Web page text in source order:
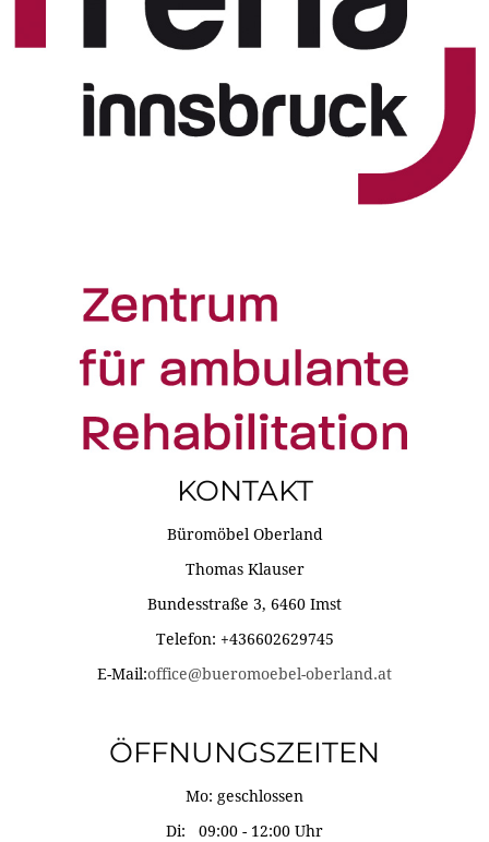
KONTAKT
Büromöbel Oberland
Thomas Klauser
Bundesstraße 3, 6460 Imst
Telefon: +436602629745
E-Mail:office@bueromoebel-oberland.at
ÖFFNUNGSZEITEN
Mo: geschlossen
Di: 09:00 - 12:00 Uhr